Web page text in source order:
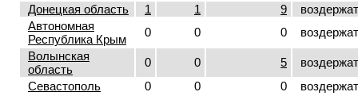
Донецкая область
1 1 9
Автономная
Республика Крым
0 0 0
Волынская
область
0 0 5
Севастополь
0 0 0